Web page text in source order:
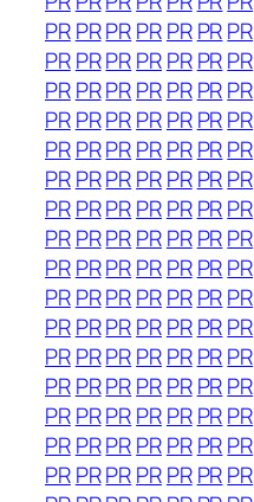
PRPRPRPRPR PRPR
PRPRPRPRPR PRPR
PRPRPRPRPR PRPR
PRPRPRPRPR PRPR
PRPRPRPRPR PRPR
PRPRPRPRPR PRPR
PRPRPRPRPR PRPR
PRPRPRPRPR PRPR
PRPRPRPRPR PRPR
PRPRPRPRPR PRPR
PRPRPRPRPR PRPR
PRPRPRPRPR PRPR
PRPRPRPRPR PRPR
PRPRPRPRPR PRPR
PRPRPRPRPR PRPR
PRPRPRPRPR PRPR